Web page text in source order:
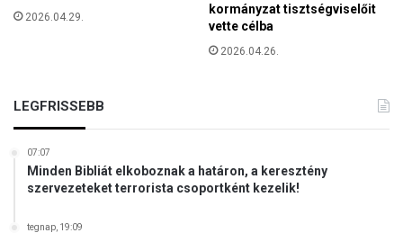
2026.04.29.
kormányzat tisztségviselőit
vette célba
2026.04.26.
LEGFRISSEBB
07:07
Minden Bibliát elkoboznak a határon, a keresztény
szervezeteket terrorista csoportként kezelik!
tegnap, 19:09